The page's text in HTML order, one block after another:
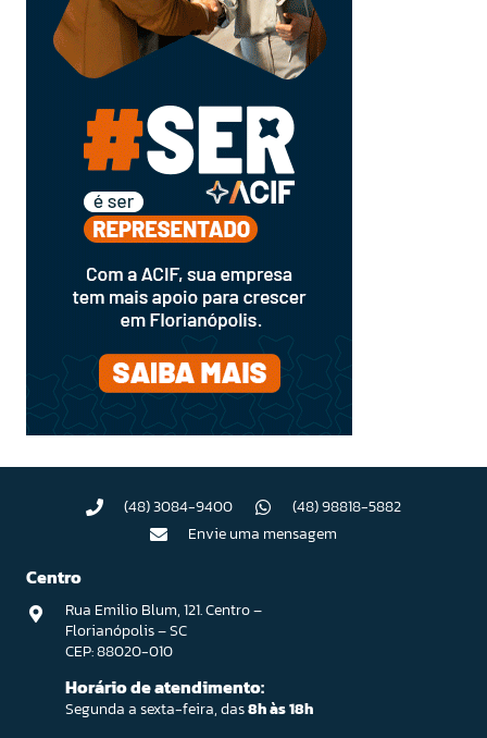
(48) 3084-9400
(48) 98818-5882
Envie uma mensagem
Centro
Rua Emilio Blum, 121. Centro –
Florianópolis – SC
CEP: 88020-010
Horário de atendimento:
Segunda a sexta-feira, das8h às 18h